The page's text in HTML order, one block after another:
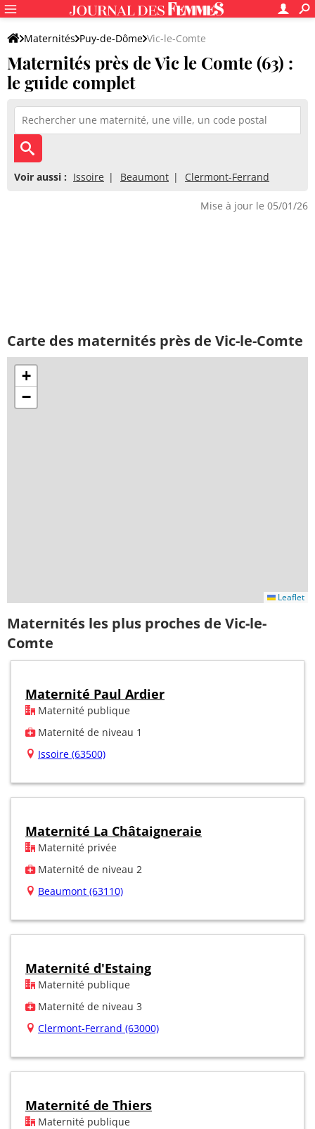
Maternités Puy-de-Dôme Vic-le-Comte
Maternités près de Vic le Comte (63) :
le guide complet
Voir aussi : Issoire Beaumont Clermont-Ferrand
Mise à jour le 05/01/26
Carte des maternités près de Vic-le-Comte
+
−
Leaflet
Maternités les plus proches de Vic-le-
Comte
Maternité Paul Ardier
Maternité publique
Maternité de niveau 1
Issoire (63500)
Maternité La Châtaigneraie
Maternité privée
Maternité de niveau 2
Beaumont (63110)
Maternité d'Estaing
Maternité publique
Maternité de niveau 3
Clermont-Ferrand (63000)
Maternité de Thiers
Maternité publique